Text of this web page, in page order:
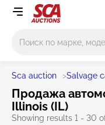
Sca auction >Salvage
Продажа
Illinois (IL)
Showing results 1 - 30